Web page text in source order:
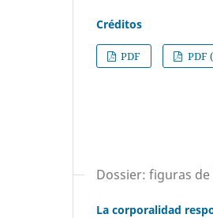
Créditos
PDF
PDF
Dossier: figuras
La corporalidad